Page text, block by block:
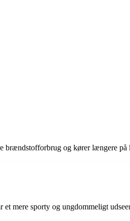
brændstofforbrug og kører længere
mere sporty og ungdommeligt